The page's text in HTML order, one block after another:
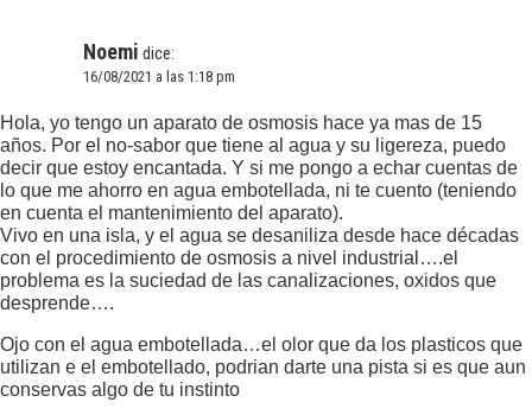
Noemi dice:
16/08/2021 a las 1:18 pm
Hola, yo tengo un aparato de osmosis hace ya mas de 15
años. Por el no-sabor que tiene al agua y su ligereza, puedo
decir que estoy encantada. Y si me pongo a echar cuentas de
lo que me ahorro en agua embotellada, ni te cuento (teniendo
en cuenta el mantenimiento del aparato).
Vivo en una isla, y el agua se desaniliza desde hace décadas
con el procedimiento de osmosis a nivel industrial….el
problema es la suciedad de las canalizaciones, oxidos que
desprende….
Ojo con el agua embotellada…el olor que da los plasticos que
utilizan e el embotellado, podrian darte una pista si es que aun
conservas algo de tu instinto